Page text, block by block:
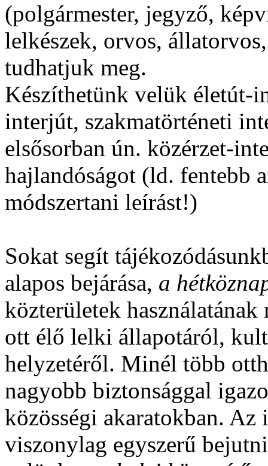
(polgármester, jegyző,
lelkészek, orvos,
tudhatjuk meg.
Készíthetünk velük életút-
interjút, szakmatörténeti
elsősorban ún. közérzet-
hajlandóságot (ld. fentebb
módszertani leírást!)
Sokat segít
alapos bejárása, a
közterületek
ott élő lelki állapotáról,
helyzetéről. Minél több
nagyobb biztonsággal
közösségi akaratokban.
viszonylag egyszerű